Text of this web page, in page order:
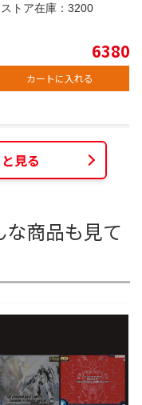
トア在庫： 3200
6380
カートに入れる
見る
商品も見て